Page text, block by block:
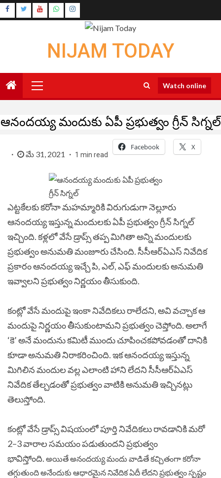
Skip
to
Instagram
NIJAM TODAY
Menu
Watch online
ఆనందయ్య మందుకు ఏపీ ప్రభుత్వం గ్రీన్‌ సిగ్నల్‌
మే 31, 2021 1 min read
Facebook X
ఎట్టకేలకుకరోనా మహమ్మారికి విరుగుడుగా నెల్లూరు
ఆనందయ్య ఇస్తున్న మందులకు ఏపీ ప్రభుత్వం గ్రీన్ సిగ్నల్
ఇచ్చింది. కళ్లలో వేసే డ్రాప్స్ తప్ప మిగితా అన్ని మందులకు
ప్రభుత్వం అనుమతి మంజూరు చేసింది. సీసీఆర్ఏఎస్ నివేదిక
ప్రకారం ఆనందయ్య ఇచ్చే పి, ఎల్, ఎఫ్ మందులకు అనుమతి
ఇవ్వాలని ప్రభుత్వం నిర్ణయం తీసుకుంది.
కంట్లో వేసే మందుపై ఇంకా నివేదికలు రాలేదని, అవి వచ్చాక ఆ
మందుపై నిర్ణయం తీసుకుంటామని ప్రభుత్వం చెప్తోంది. అలాగే
‘కె’ అనే మందును కమిటీ ముందు చూపించకపోవడంతో దానికి
కూడా అనుమతి నిరాకరించింది. ఇక ఆనందయ్య ఇస్తున్న
మిగిలిన మందుల వల్ల ఎలాంటి హాని లేదని సీసీఆర్ఏఎస్
నివేదిక తేల్చడంతో ప్రభుత్వం వాటికి అనుమతి ఇచ్చినట్లు
తెలుస్తోంది.
కంట్లో వేసే డ్రాప్స్‌ విషయంలో పూర్తి నివేదికలు రావడానికి మరో
2–3 వారాల సమయం పడుతుందని ప్రభుత్వం
భావిస్తోంది. అయితే అనందయ్య మందు వాడితే కచ్చితంగా కరోనా
తగ్గుతుంది అనేందుకు ఆధారమైన నివేదిక ఏదీ లేదని ప్రభుత్వం స్పష్టం